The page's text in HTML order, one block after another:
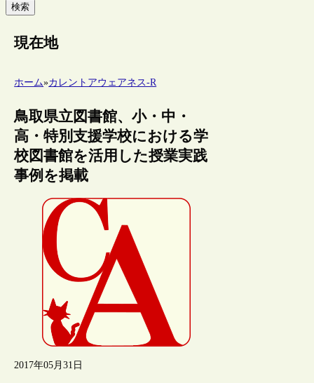
検索
現在地
ホーム»カレントアウェアネス-R
鳥取県立図書館、小・中・
高・特別支援学校における学
校図書館を活用した授業実践
事例を掲載
2017年05月31日